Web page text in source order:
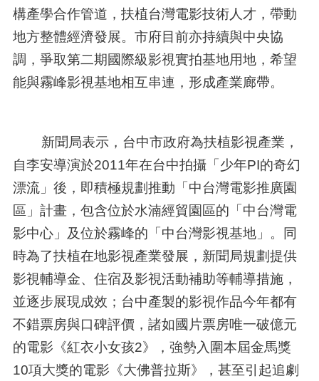
構產學合作管道，扶植台灣電影技術人才，帶動
地方整體經濟發展。市府目前亦持續與中央協
調，爭取第二期國際級影視實拍基地用地，希望
能與霧峰影視基地相互串連，形成產業廊帶。
新聞局表示，台中市政府為扶植影視產業，
自李安導演於2011年在台中拍攝「少年PI的奇幻
漂流」後，即積極規劃推動「中台灣電影推廣園
區」計畫，包含位於水湳經貿園區的「中台灣電
影中心」及位於霧峰的「中台灣影視基地」。同
時為了扶植在地影視產業發展，新聞局規劃提供
影視輔導金、住宿及影視活動補助等輔導措施，
並逐步展現成效；台中產製的影視作品今年都有
不錯票房與口碑評價，諸如國片票房唯一破億元
的電影《紅衣小女孩2》，強勢入圍本屆金馬獎
10項大獎的電影《大佛普拉斯》，甚至引起追劇